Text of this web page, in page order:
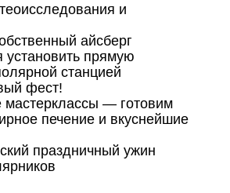
и
айсберг
прямую
станцией
фест!
— готовим
печение и вкуснейшие
праздничный ужин